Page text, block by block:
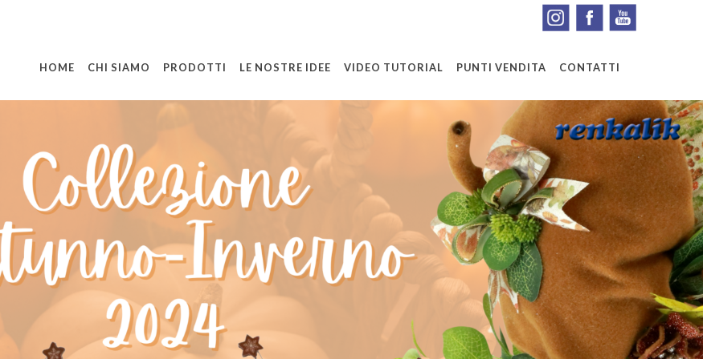
HOME CHI SIAMO PRODOTTI LE NOSTRE IDEE VIDEO TUTORIAL PUNTI VENDITA CONTATTI